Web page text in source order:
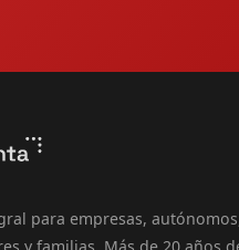
para empresas,